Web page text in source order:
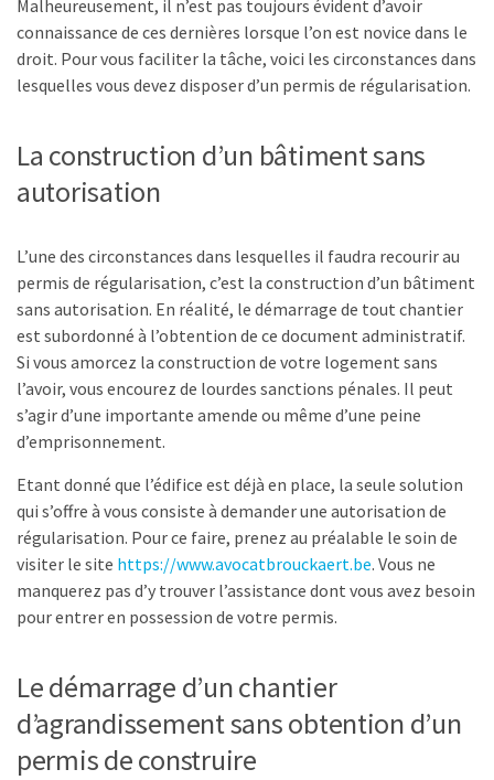
Malheureusement, il n’est pas toujours évident d’avoir
connaissance de ces dernières lorsque l’on est novice dans le
droit. Pour vous faciliter la tâche, voici les circonstances dans
lesquelles vous devez disposer d’un permis de régularisation.
La construction d’un bâtiment sans
autorisation
L’une des circonstances dans lesquelles il faudra recourir au
permis de régularisation, c’est la construction d’un bâtiment
sans autorisation. En réalité, le démarrage de tout chantier
est subordonné à l’obtention de ce document administratif.
Si vous amorcez la construction de votre logement sans
l’avoir, vous encourez de lourdes sanctions pénales. Il peut
s’agir d’une importante amende ou même d’une peine
d’emprisonnement.
Etant donné que l’édifice est déjà en place, la seule solution
qui s’offre à vous consiste à demander une autorisation de
régularisation. Pour ce faire, prenez au préalable le soin de
visiter le site https://www.avocatbrouckaert.be. Vous ne
manquerez pas d’y trouver l’assistance dont vous avez besoin
pour entrer en possession de votre permis.
Le démarrage d’un chantier
d’agrandissement sans obtention d’un
permis de construire